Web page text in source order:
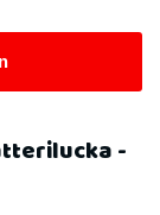
-